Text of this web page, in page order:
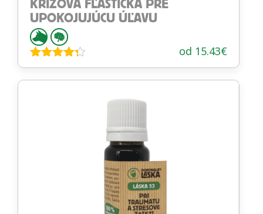
KRÍZOVÁ FĽAŠTIČKA PRE
UPOKOJUJÚCU ÚĽAVU
Hodnotenie
4.24z 5
od 15.43€